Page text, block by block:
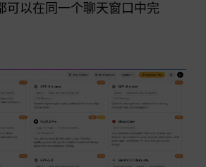
可以在同一个聊天窗口中完